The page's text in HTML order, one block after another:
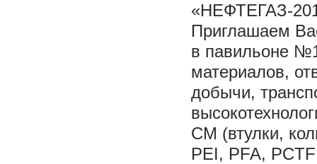
«НЕФТЕГАЗ-
Приглашаем
в павильоне
материалов,
добычи,
CM (втулки,
PEI, PFA,